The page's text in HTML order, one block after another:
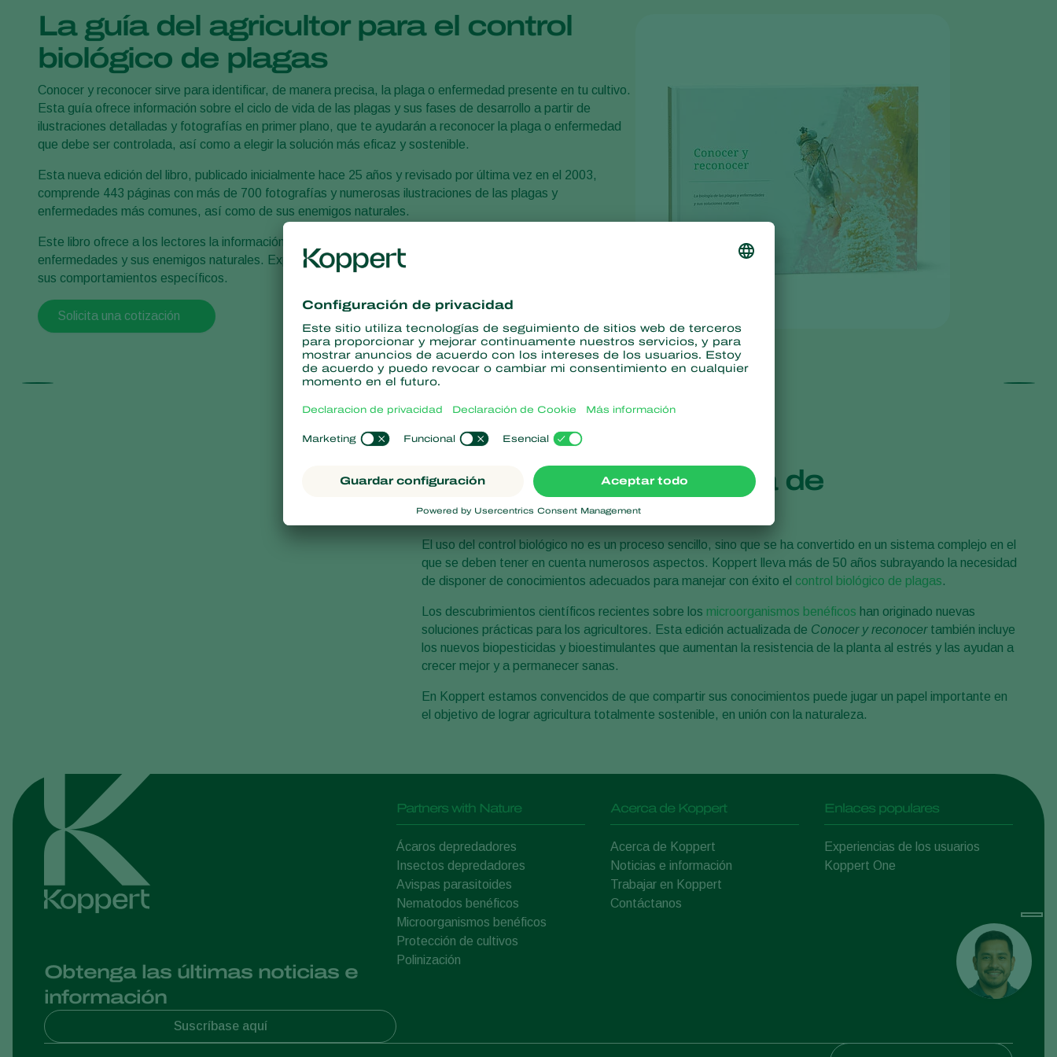
Italy
Kenya
Korea
Mexico
Netherlands
Paraguay
Poland
Portugal
La guía del agricultor para el control
biológico de plagas
Conocer y reconocer sirve para identificar, de manera precisa, la plaga o enfermedad presente en tu cultivo.
Esta guía ofrece información sobre el ciclo de vida de las plagas y sus fases de desarrollo a partir de
ilustraciones detalladas y fotografías en primer plano, que te ayudarán a reconocer la plaga o enfermedad
que debe ser controlada, así como a elegir la solución más eficaz y sostenible.
Esta nueva edición del libro, publicado inicialmente hace 25 años y revisado por última vez en el 2003,
comprende 443 páginas con más de 700 fotografías y numerosas ilustraciones de las plagas y
enfermedades más comunes, así como de sus enemigos naturales.
Este libro ofrece a los lectores la información necesaria para comprender la interacción entre plagas,
enfermedades y sus enemigos naturales. Explica cómo se propagan por el cultivo, los daños que causan y
sus comportamientos específicos.
Solicita una cotización
Koppert - Una empresa de
conocimientos
El uso del control biológico no es un proceso sencillo, sino que se ha convertido en un sistema complejo en el
que se deben tener en cuenta numerosos aspectos. Koppert lleva más de 50 años subrayando la necesidad
de disponer de conocimientos adecuados para manejar con éxito el control biológico de plagas.
Los descubrimientos científicos recientes sobre los microorganismos benéficos han originado nuevas
soluciones prácticas para los agricultores. Esta edición actualizada de Conocer y reconocertambién incluye
los nuevos biopesticidas y bioestimulantes que aumentan la resistencia de la planta al estrés y las ayudan a
crecer mejor y a permanecer sanas.
En Koppert estamos convencidos de que compartir sus conocimientos puede jugar un papel importante en
el objetivo de lograr agricultura totalmente sostenible, en unión con la naturaleza.
Obtenga las últimas noticias e
información
Suscríbase aquí
Partners with Nature
Ácaros depredadores
Insectos depredadores
Avispas parasitoides
Nematodos benéficos
Microorganismos benéficos
Protección de cultivos
Polinización
Acerca de Koppert
Acerca de Koppert
Noticias e información
Trabajar en Koppert
Contáctanos
Enlaces populares
Experiencias de los usuarios
Koppert One